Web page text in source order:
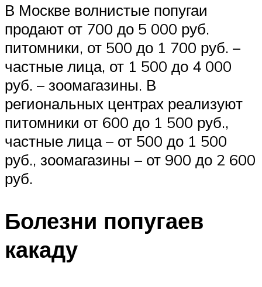
В Москве волнистые попугаи
продают от 700 до 5 000 руб.
питомники, от 500 до 1 700 руб. –
частные лица, от 1 500 до 4 000
руб. – зоомагазины. В
региональных центрах реализуют
питомники от 600 до 1 500 руб.,
частные лица – от 500 до 1 500
руб., зоомагазины – от 900 до 2 600
руб.
Болезни попугаев
какаду